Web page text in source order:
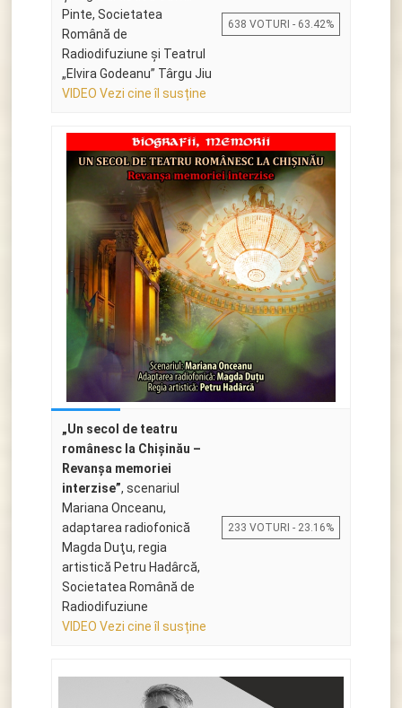
Pinte, Societatea
Română de
Radiodifuziune și Teatrul
„Elvira Godeanu” Târgu Jiu
VIDEO Vezi cine îl susține
638 VOTURI - 63.42%
„Un secol de teatru
românesc la Chişinău –
Revanşa memoriei
interzise”, scenariul
Mariana Onceanu,
adaptarea radiofonică
Magda Duţu, regia
artistică Petru Hadârcă,
Societatea Română de
Radiodifuziune
VIDEO Vezi cine îl susține
233 VOTURI - 23.16%